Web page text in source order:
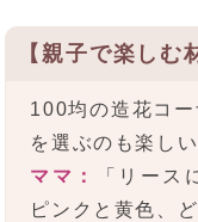
【親子で楽しむ
100均の造花コ
を選ぶのも楽し
ママ：
「リース
ピンクと黄色、